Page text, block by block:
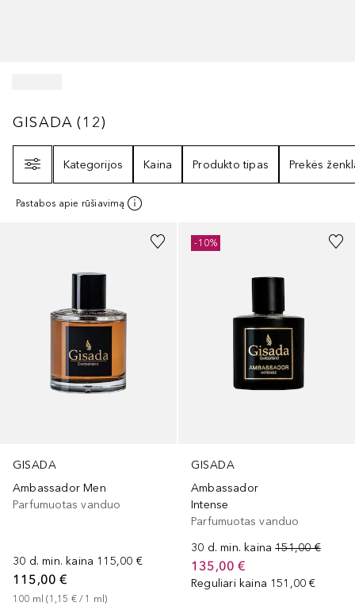
GISADA 12
GISADA (12)
Kategorijos
Kaina Produkto tipas Prekės
Pastabos apie rūšiavimą
GISADA
Ambassador Men
Parfumuotas vanduo
30 d. min. kaina 115,00 €
115,00 €
100 ml (1,15 € / 1 ml)
GISADA
Ambassador
Intense
Parfumuotas vanduo
30 d. min. kaina 151,00 €
135,00 €
Reguliari kaina 151,00 €
-10%